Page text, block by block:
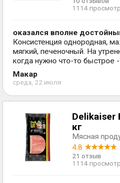
1114
оказался вполне
Консистенция однородная,
мягкий, печеночный. На
когда нужно что-то быстрое
Макар
среда, 22 июля
Delikaiser
кг
Мясная
4.8
21 отзыв
1114